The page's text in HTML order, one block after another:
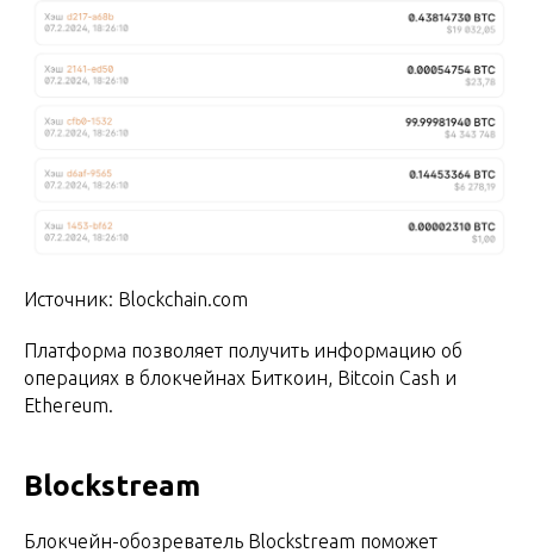
Источник: Blockchain.com
Платформа позволяет получить информацию об
операциях в блокчейнах Биткоин, Bitcoin Cash и
Ethereum.
Blockstream
Блокчейн-обозреватель Blockstream поможет